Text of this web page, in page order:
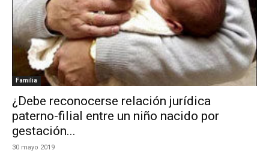
Familia
¿Debe reconocerse relación jurídica
paterno-filial entre un niño nacido por
gestación...
30 mayo 2019